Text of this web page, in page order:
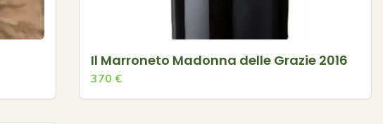
Il Marroneto Madonna delle Grazie 2016
370 €